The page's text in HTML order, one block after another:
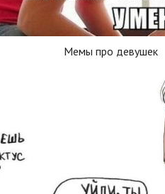
Мемы про девушек